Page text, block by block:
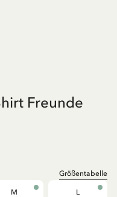
Freunde
Größentabelle
M L